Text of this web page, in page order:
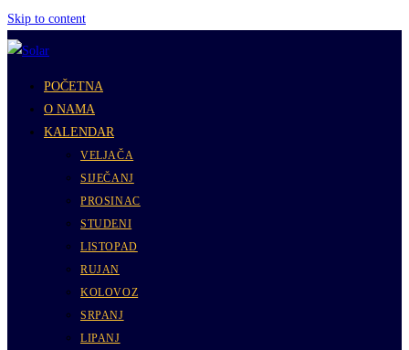
Skip to content
POČETNA
O NAMA
KALENDAR
VELJAČA
SIJEČANJ
PROSINAC
STUDENI
LISTOPAD
RUJAN
KOLOVOZ
SRPANJ
LIPANJ